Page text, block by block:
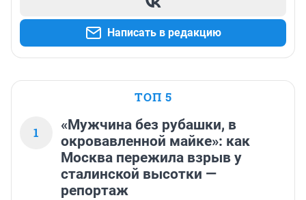
Написать в редакцию
ТОП 5
1
«Мужчина без рубашки, в
окровавленной майке»: как
Москва пережила взрыв у
сталинской высотки —
репортаж